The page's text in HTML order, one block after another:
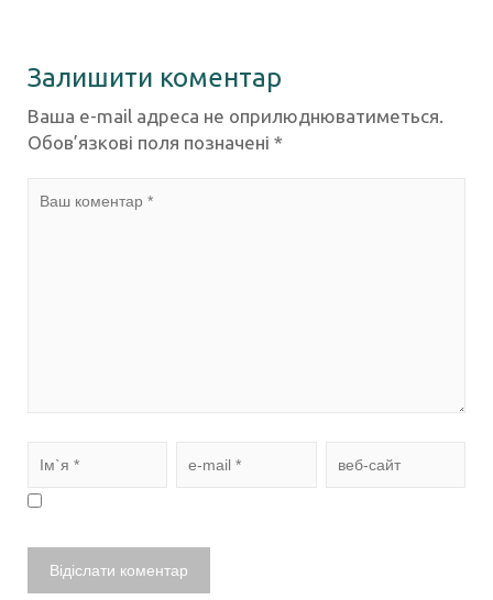
Залишити коментар
Ваша e-mail адреса не оприлюднюватиметься.
Обов’язкові поля позначені *